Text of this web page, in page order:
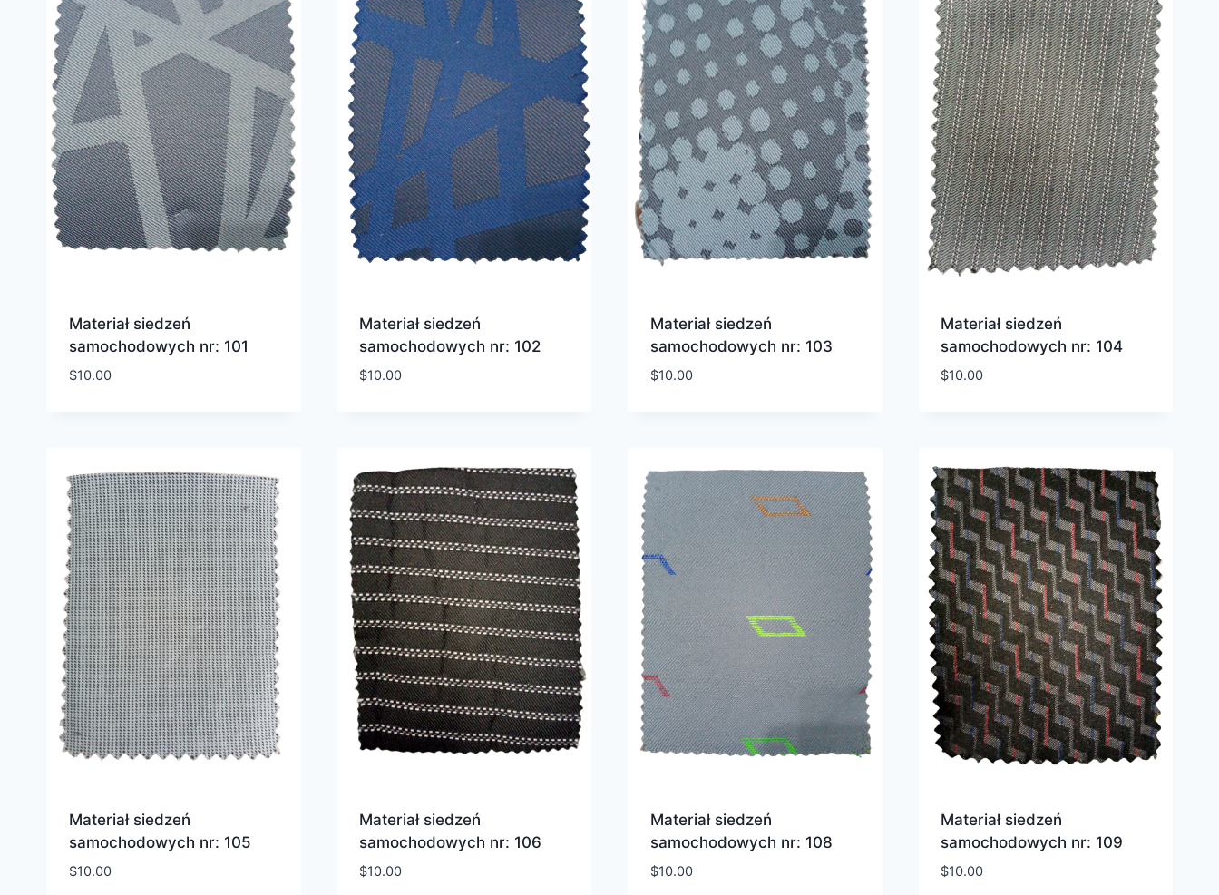
Materiał siedzeń
samochodowych nr: 101
$10.00
Materiał siedzeń
samochodowych nr: 102
$10.00
Materiał siedzeń
samochodowych nr: 103
$10.00
Materiał siedzeń
samochodowych nr: 104
$10.00
Materiał siedzeń
samochodowych nr: 105
$10.00
Materiał siedzeń
samochodowych nr: 106
$10.00
Materiał siedzeń
samochodowych nr: 108
$10.00
Materiał siedzeń
samochodowych nr: 109
$10.00